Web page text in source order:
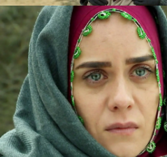
Nova » Series » Esposa joven